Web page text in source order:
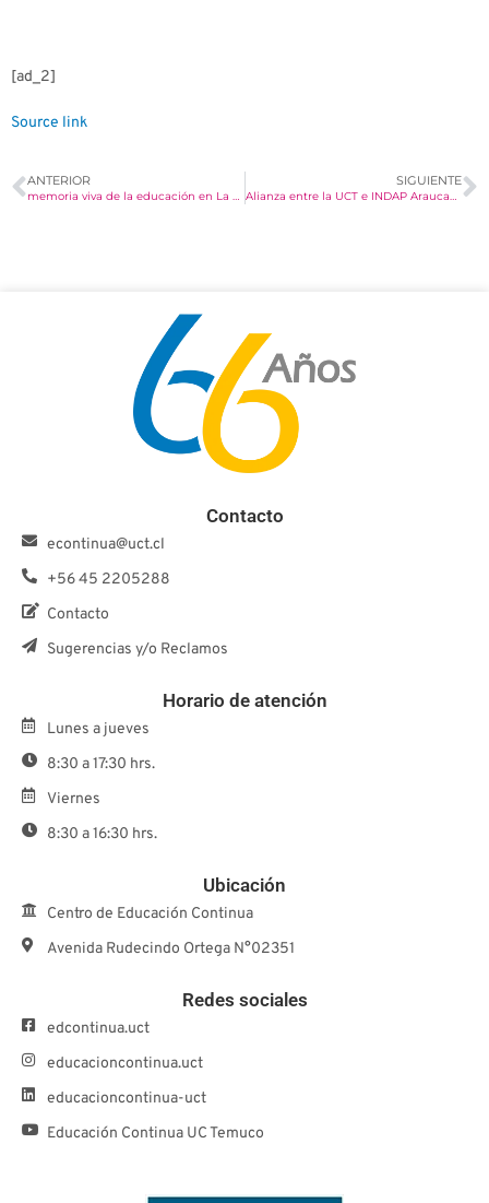
[ad_2]
Source link
ANTERIOR
memoria viva de la educación en La Araucanía > UCT
SIGUIENTE
Alianza entre la UCT e INDAP Araucanía abre nuevas oportunidades para el mundo rural > UCT
Contacto
econtinua@uct.cl
+56 45 2205288
Contacto
Sugerencias y/o Reclamos
Horario de atención
Lunes a jueves
8:30 a 17:30 hrs.
Viernes
8:30 a 16:30 hrs.
Ubicación
Centro de Educación Continua
Avenida Rudecindo Ortega N°02351
Redes sociales
edcontinua.uct
educacioncontinua.uct
educacioncontinua-uct
Educación Continua UC Temuco